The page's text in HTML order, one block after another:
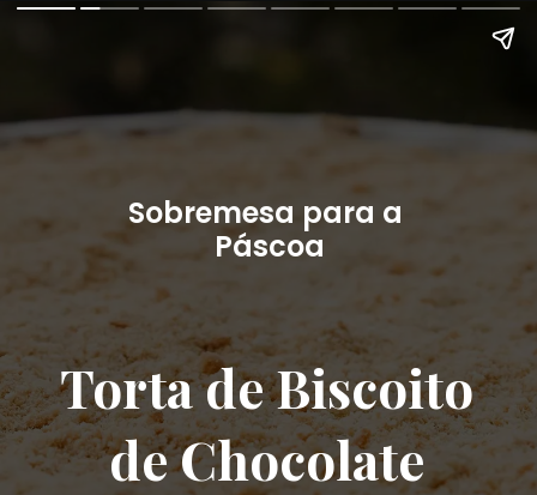
Torta de Biscoito
de Chocolate
Sobremesa para a
Páscoa